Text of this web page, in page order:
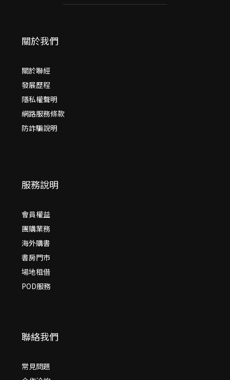
關於我們
關於聯經
發展歷程
隱私權聲明
網路服務條款
防詐騙說明
服務說明
會員權益
團購業務
海外購書
書房門市
場地租借
POD服務
聯絡我們
常見問題